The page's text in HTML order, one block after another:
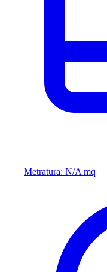
Metratura: N/A mq